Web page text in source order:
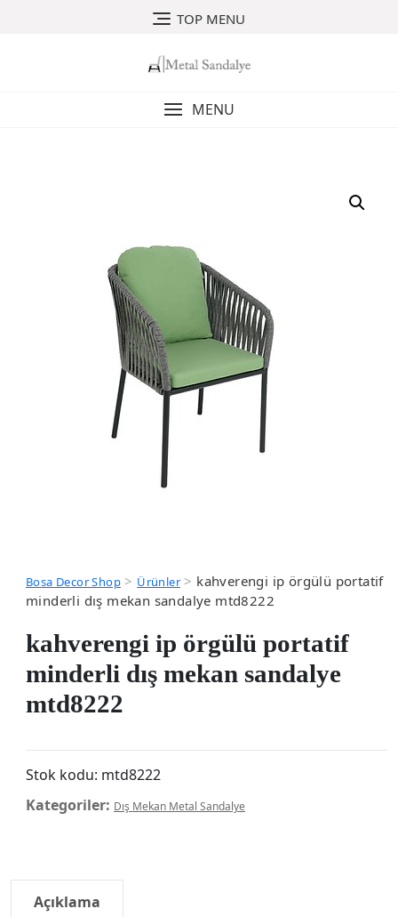
TOP MENU
MENU
Bosa Decor Shop> Ürünler> kahverengi ip örgülü portatif
minderli dış mekan sandalye mtd8222
kahverengi ip örgülü portatif
minderli dış mekan sandalye
mtd8222
Stok kodu: mtd8222
Kategoriler: Dış Mekan Metal Sandalye
Açıklama